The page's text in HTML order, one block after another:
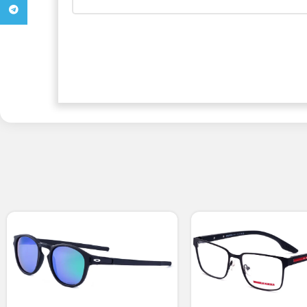
تلگرام